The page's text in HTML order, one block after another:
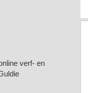
verf- en